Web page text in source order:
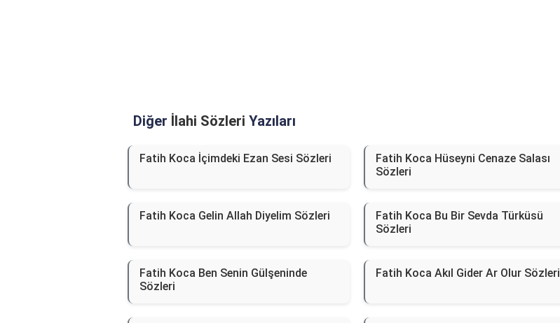
Diğer İlahi Sözleri Yazıları
Fatih Koca İçimdeki Ezan Sesi Sözleri
Fatih Koca Hüseyni Cenaze Salası
Sözleri
Fatih Koca Gelin Allah Diyelim Sözleri
Fatih Koca Bu Bir Sevda Türküsü
Sözleri
Fatih Koca Ben Senin Gülşeninde
Sözleri
Fatih Koca Akıl Gider Ar Olur Sözleri